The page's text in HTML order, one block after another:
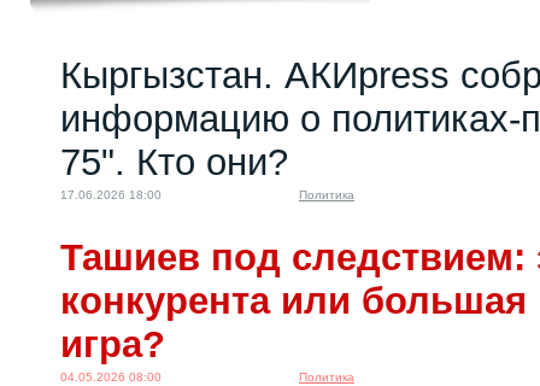
Образование в
Кыргызстане: между
новой...
12.06.2026 06:00
Кыргызстан. АКИpress
информацию о политиках-
75". Кто они?
17.06.2026 18:00 Политика
Ташиев под следствием:
конкурента или большая
игра?
04.05.2026 08:00 Политика